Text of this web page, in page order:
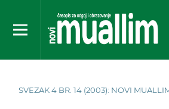
SVEZAK 4 BR. 14 (2003): NOVI